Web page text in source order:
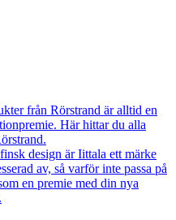
från Rörstrand är alltid en
Här hittar du alla
design är Iittala ett märke
av, så varför inte passa på
en premie med din nya